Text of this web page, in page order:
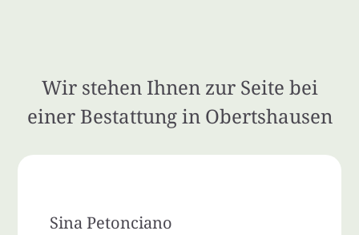
Wir stehen Ihnen zur Seite bei
einer Bestattung in Obertshausen
Sina Petonciano